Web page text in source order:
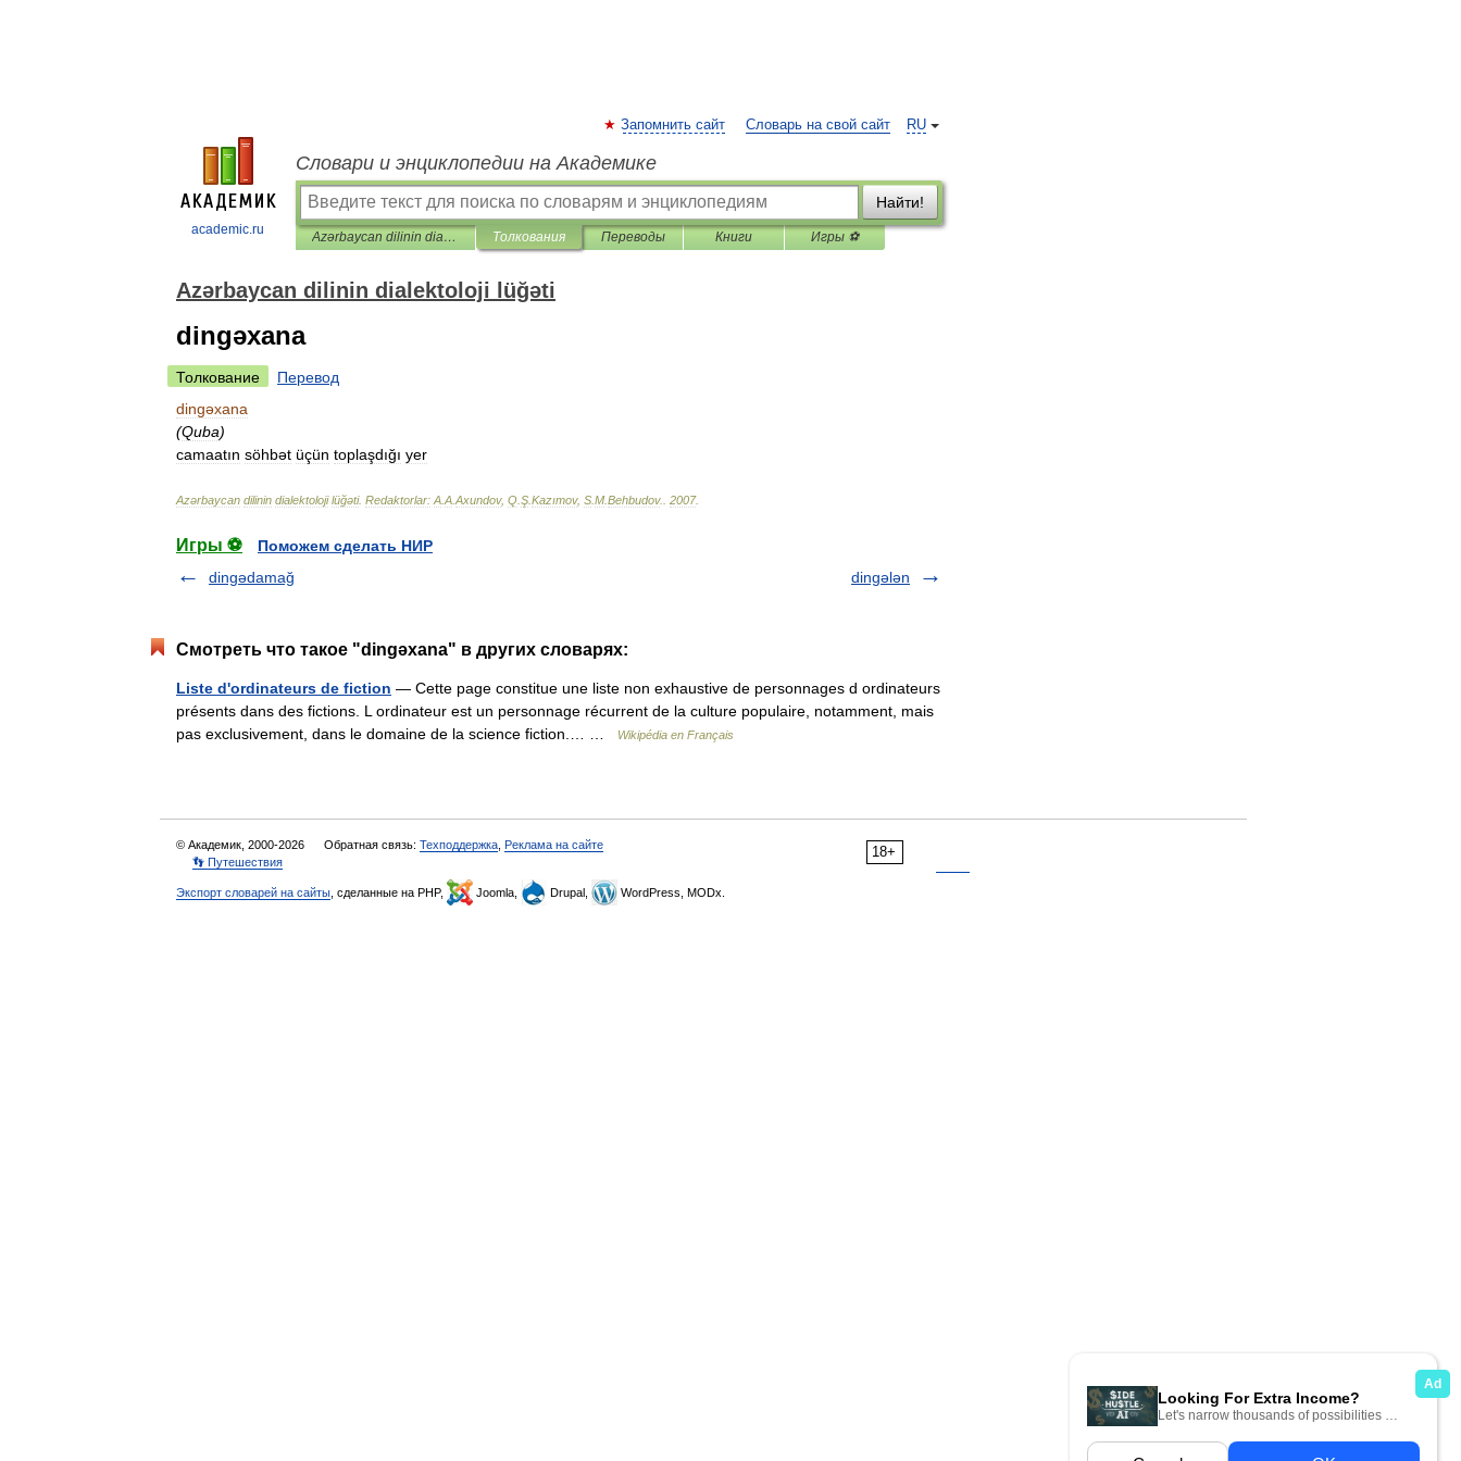
academic.ru
RU
Запомнить сайт Словарь на свой сайт
Словари и энциклопедии на Академике
Найти!
Azərbaycan dilinin dialektoloji lüğəti Толкования Переводы Книги Игры ⚽
Azərbaycan dilinin dialektoloji lüğəti
dingəxana
Толкование
Перевод
dingəxana
(Quba)
camaatın söhbət üçün toplaşdığı yer
Azərbaycan dilinin dialektoloji lüğəti. Redaktorlar: A A Axundov, Q Ş Kazımov, S M Behbudov. 2007.
Игры ⚽
Поможем сделать НИР
dingədamağ
dingələn
Смотреть что такое "dingəxana" в других словарях:
Liste d'ordinateurs de fiction — Cette page constitue une liste non exhaustive de personnages d ordinateurs
présents dans des fictions. L ordinateur est un personnage récurrent de la culture populaire, notamment, mais
pas exclusivement, dans le domaine de la science fiction.… …
Wikipédia en Français
18+
© Академик, 2000-2026 Обратная связь: Техподдержка Реклама на сайте
👣 Путешествия
Экспорт словарей на сайты , сделанные на PHP, Joomla, Drupal, WordPress, MODx.